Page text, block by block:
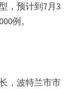
，预计到7月3
例。
，波特兰市市